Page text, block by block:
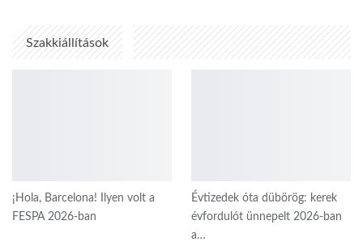
Szakkiállítások
¡Hola, Barcelona! Ilyen volt a
FESPA 2026-ban
Évtizedek óta dübörög: kerek
évfordulót ünnepelt 2026-ban
a…